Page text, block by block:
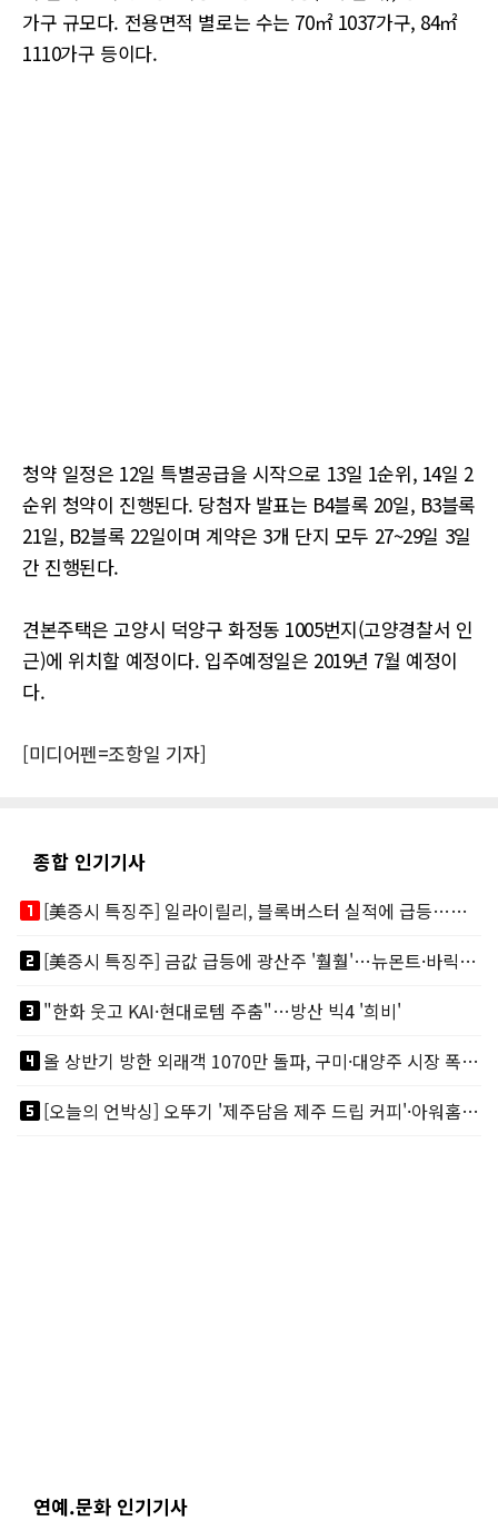
가구 규모다. 전용면적 별로는 수는 70㎡ 1037가구, 84㎡
1110가구 등이다.
청약 일정은 12일 특별공급을 시작으로 13일 1순위, 14일 2
순위 청약이 진행된다. 당첨자 발표는 B4블록 20일, B3블록
21일, B2블록 22일이며 계약은 3개 단지 모두 27~29일 3일
간 진행된다.
견본주택은 고양시 덕양구 화정동 1005번지(고양경찰서 인
근)에 위치할 예정이다. 입주예정일은 2019년 7월 예정이
다.
[미디어펜=조항일 기자]
종합 인기기사
looks_one
[美증시 특징주] 일라이릴리, 블록버스터 실적에 급등…마운자로 매출 폭발
looks_two
[美증시 특징주] 금값 급등에 광산주 '훨훨'…뉴몬트·바릭마이닝 주도
looks_3"한화 웃고 KAI·현대로템 주춤"…방산 빅4 '희비'
looks_4
올 상반기 방한 외래객 1070만 돌파, 구미·대양주 시장 폭발적 성장
looks_5
[오늘의 언박싱] 오뚜기 '제주담음 제주 드립 커피'·아워홈 ‘갓석박지’ 外
연예.문화 인기기사